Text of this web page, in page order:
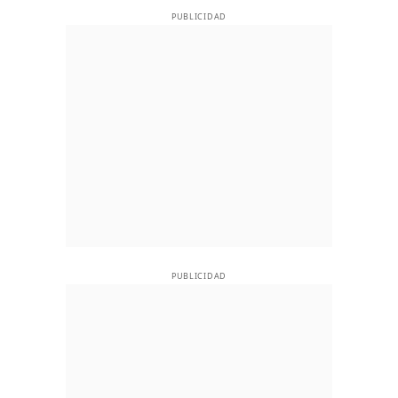
PUBLICIDAD
PUBLICIDAD